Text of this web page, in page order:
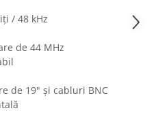
/ 48 kHz
de 44 MHz
de 19" și cabluri BNC